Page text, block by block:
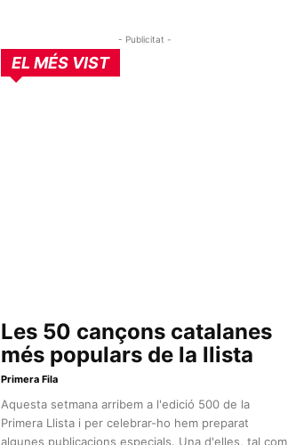
- Publicitat -
EL MÉS VIST
Les 50 cançons catalanes
més populars de la llista
Primera Fila
Aquesta setmana arribem a l'edició 500 de la
Primera Llista i per celebrar-ho hem preparat
algunes publicacions especials. Una d'elles, tal com